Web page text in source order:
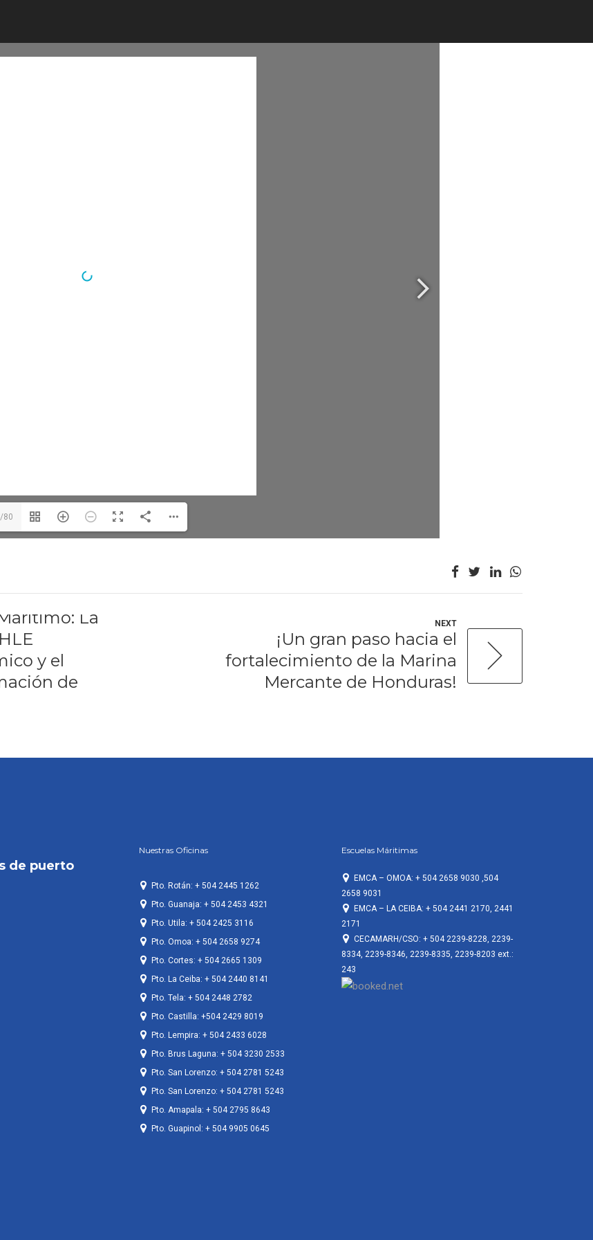
80
La
y el
de
NEXT
¡Un gran paso hacia el
fortalecimiento de la Marina
Mercante de Honduras!
de puerto
Nuestras Oficinas
Pto. Rotán: + 504 2445 1262
Pto. Guanaja: + 504 2453 4321
Pto. Utila: + 504 2425 3116
Pto. Omoa: + 504 2658 9274
Pto. Cortes: + 504 2665 1309
Pto. La Ceiba: + 504 2440 8141
Pto. Tela: + 504 2448 2782
Pto. Castilla: +504 2429 8019
Pto. Lempira: + 504 2433 6028
Pto. Brus Laguna: + 504 3230 2533
Pto. San Lorenzo: + 504 2781 5243
Pto. San Lorenzo: + 504 2781 5243
Pto. Amapala: + 504 2795 8643
Pto. Guapinol: + 504 9905 0645
Escuelas Máritimas
EMCA – OMOA: + 504 2658 9030 ,504
2658 9031
EMCA – LA CEIBA: + 504 2441 2170, 2441
2171
CECAMARH/CSO: + 504 2239-8228, 2239-
8334, 2239-8346, 2239-8335, 2239-8203 ext.:
243